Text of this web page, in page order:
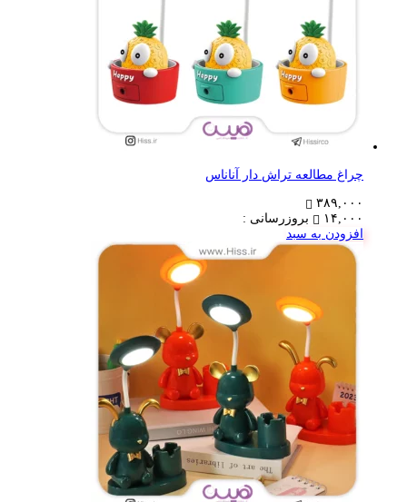
چراغ مطالعه تراش دار آناناس
۳۸۹,۰۰۰
۱۴,۰۰۰
بروزرسانی :
افزودن به سبد